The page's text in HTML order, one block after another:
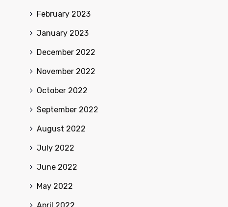
February 2023
January 2023
December 2022
November 2022
October 2022
September 2022
August 2022
July 2022
June 2022
May 2022